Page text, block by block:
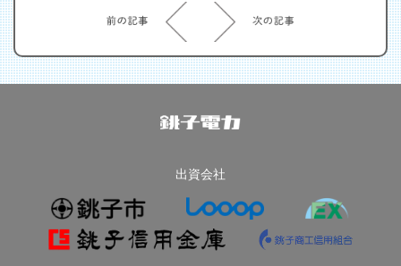
出資会社